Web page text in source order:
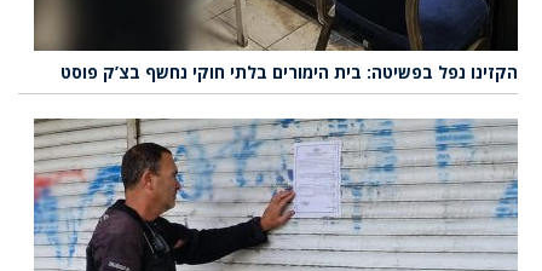
הקזינו נפל בפשיטה: בית הימורים בלתי חוקי נחשף בצ’ק פוסט